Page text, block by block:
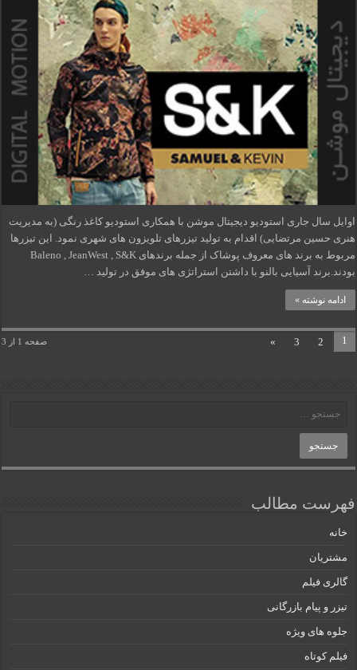
اوایل سال جاری استودیو دیجیتال موشن با همکاری استودیو کاغذ رنگی (به مدیریت
هنری حسین مرتضایی) اقدام به تولید تیزرهای تلویزون های شهری نمود. این تیزرها
مربوط به برند های معروف پوشاک از جمله برندهای Baleno , JeanWest , S&K
بودند.برند آسیایی بالنو با داشتن استراتژی های موفق در تولید …
ادامه نوشته »
صفحه 1 از 3 1
2
3
»
فهرست مطالب
خانه
مشتریان
گالری فیلم
تیزر و پیام بازرگانی
جلوه های ویژه
فیلم کوتاه